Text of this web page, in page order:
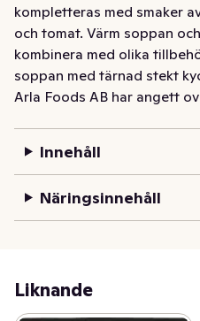
kompletteras med smaker
och tomat. Värm soppan
kombinera med olika
soppan med tärnad stekt
Arla Foods AB har angett
Innehåll
Näringsinnehåll
Liknande